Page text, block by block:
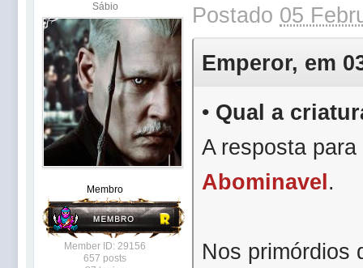
Sábio
Membro
Member ID: 29156
657 posts
Postado 05
Emperor, em
• Qual a
A resposta
Abominavel.
Nos primórdios